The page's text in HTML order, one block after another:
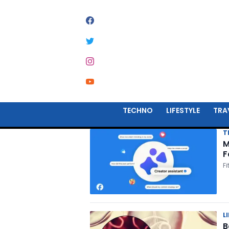
TECHNO LIFESTYLE
#